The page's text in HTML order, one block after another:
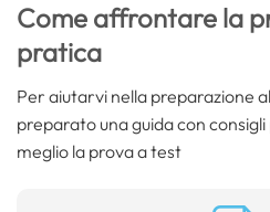
Come affrontare la
pratica
Per aiutarvi nella preparazione
preparato una guida con
meglio la prova a test